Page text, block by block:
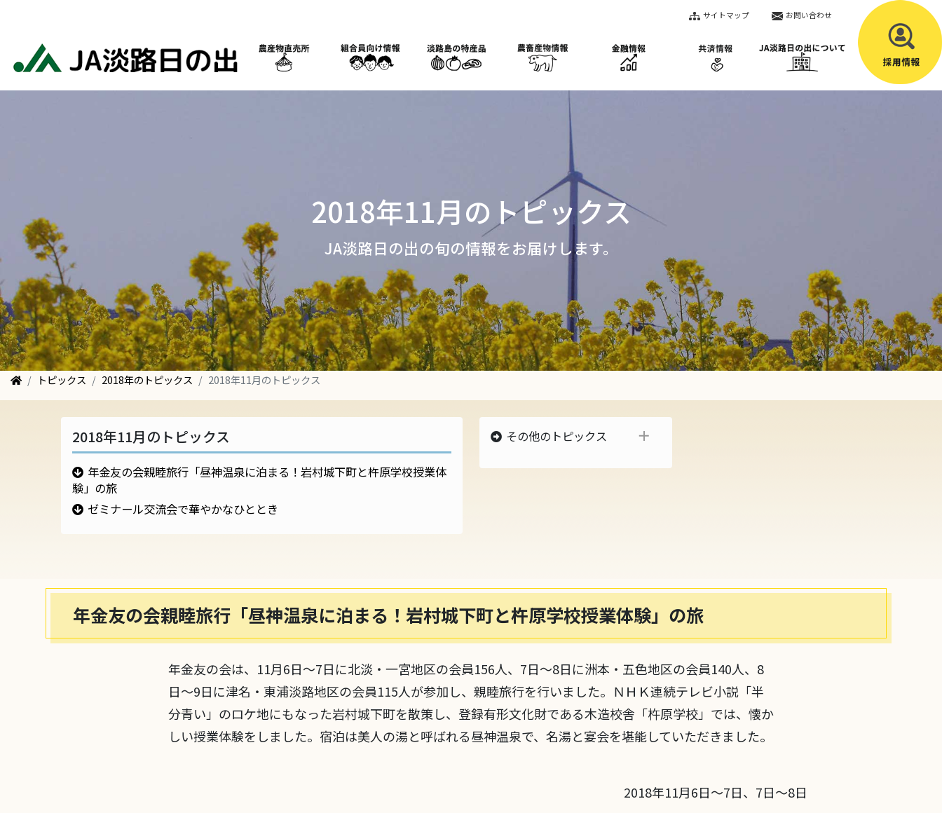
お問い合わせ
サイトマップ
2018年11月のトピックス
JA淡路日の出の旬の情報をお届けします。
トピックス 2018年のトピックス 2018年11月のトピックス
2018年11月のトピックス
年金友の会親睦旅行「昼神温泉に泊まる！岩村城下町と杵原学校授業体
験」の旅
ゼミナール交流会で華やかなひととき
その他のトピックス
過去のトピックス
年金友の会親睦旅行「昼神温泉に泊まる！岩村城下町と杵原学校授業体験」の旅
年金友の会は、11月6日～7日に北淡・一宮地区の会員156人、7日～8日に洲本・五色地区の会員140人、8
日～9日に津名・東浦淡路地区の会員115人が参加し、親睦旅行を行いました。ＮＨＫ連続テレビ小説「半
分青い」のロケ地にもなった岩村城下町を散策し、登録有形文化財である木造校舎「杵原学校」では、懐か
しい授業体験をしました。宿泊は美人の湯と呼ばれる昼神温泉で、名湯と宴会を堪能していただきました。
2018年11月6日～7日、7日～8日